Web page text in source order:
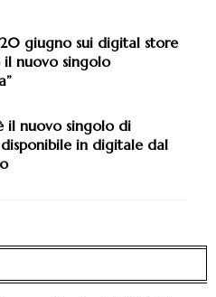
giugno sui digital store
nuovo singolo
il nuovo singolo di
in digitale dal